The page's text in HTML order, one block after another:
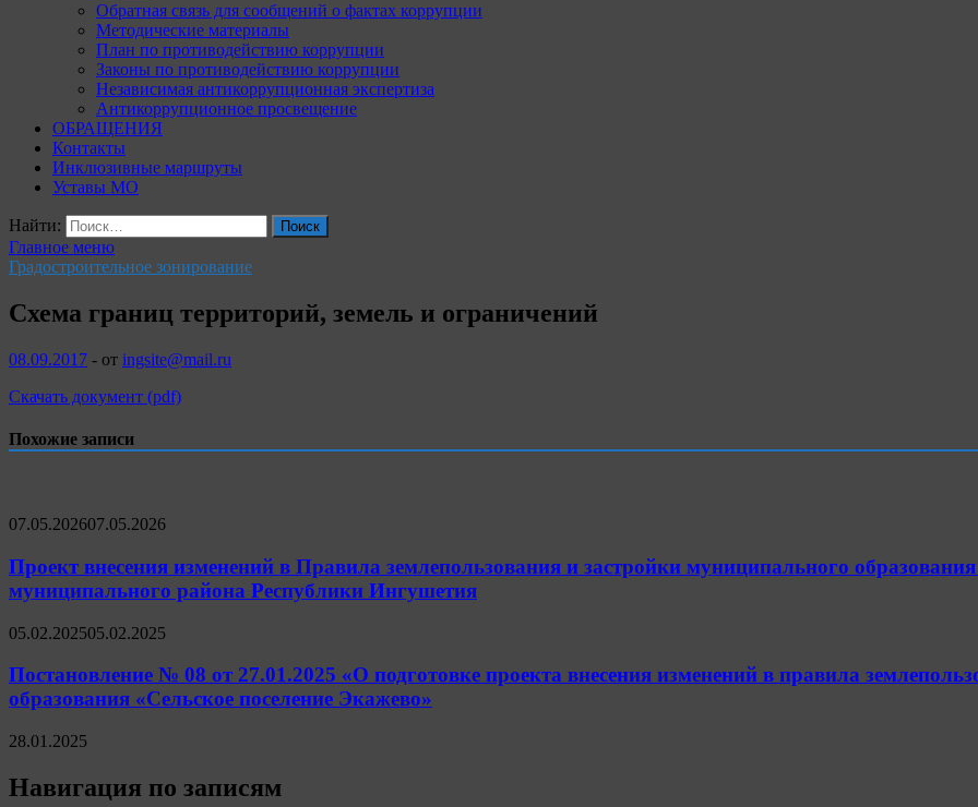
Обратная связь для сообщений о фактах коррупции
Методические материалы
План по противодействию коррупции
Законы по противодействию коррупции
Независимая антикоррупционная экспертиза
Антикоррупционное просвещение
ОБРАЩЕНИЯ
Контакты
Инклюзивные маршруты
Уставы МО
Найти:
Главное меню
Градостроительное зонирование
Схема границ территорий, земель и ограничений
08.09.2017 - от ingsite@mail.ru
Скачать документ (pdf)
Похожие записи
07.05.202607.05.2026
Проект внесения изменений в Правила землепользования и застройки муниципального
муниципального района Республики Ингушетия
05.02.202505.02.2025
Постановление № 08 от 27.01.2025 «О подготовке проекта внесения изменений в правила
образования «Сельское поселение Экажево»
28.01.2025
Навигация по записям